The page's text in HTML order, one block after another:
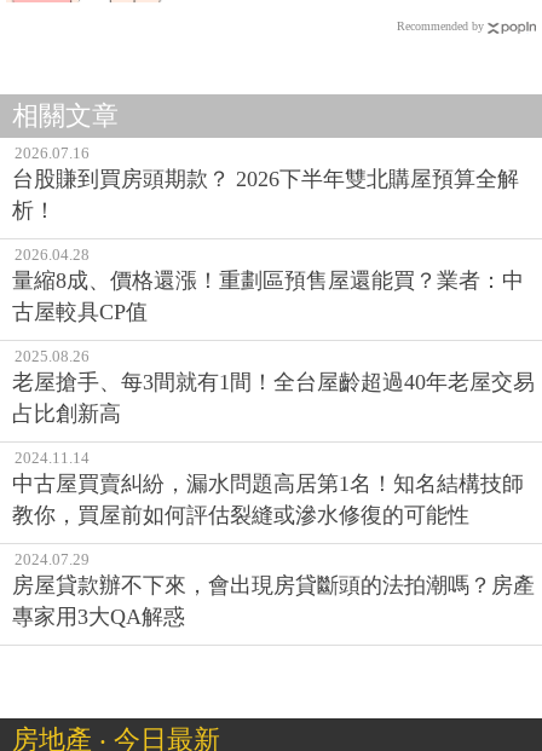
Recommended by
相關文章
2026.07.16
台股賺到買房頭期款？ 2026下半年雙北購屋預算全解
析！
2026.04.28
量縮8成、價格還漲！重劃區預售屋還能買？業者：中
古屋較具CP值
2025.08.26
老屋搶手、每3間就有1間！全台屋齡超過40年老屋交易
占比創新高
2024.11.14
中古屋買賣糾紛，漏水問題高居第1名！知名結構技師
教你，買屋前如何評估裂縫或滲水修復的可能性
2024.07.29
房屋貸款辦不下來，會出現房貸斷頭的法拍潮嗎？房產
專家用3大QA解惑
房地產 ‧ 今日最新